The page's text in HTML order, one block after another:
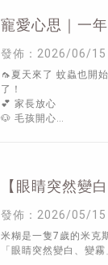
寵愛心思｜一
發佈：2026/06/15
🦟夏天來了 蚊蟲也開
了！
💕 家長放心
🐶 毛孩開心
【眼睛突然變
發佈：2026/05/15
米糊是一隻7歲的米克
「眼睛突然變白、變